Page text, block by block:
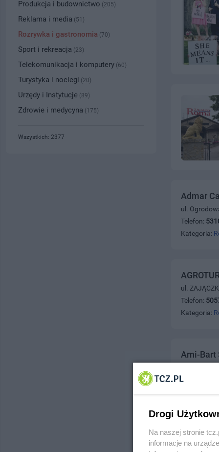
Admar
ul.
Telefon:
Kategoria:
ul.
Telefon:
Kategoria:
Arni-Bart
Telefon:
Atrium
ul.
Produkcja i budownictwo (205)
Reklama i media (51)
Rozrywka i gastronomia (70)
Sport i rekreacja (23)
Telekomunikacja i komputery (60)
Turystyka i noclegi (20)
Urzędy i Instytucje (89)
Zdrowie i medycyna (175)
Wszystkich: 2377
Drogi
Na naszej stronie
informacje na